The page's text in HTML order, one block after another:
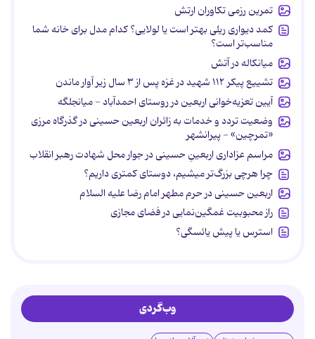
تمرین رزمی تکاوران ارتش
کمد دیواری ریلی بهتر است یا لولایی؟ کدام مدل برای خانه شما
مناسب‌تر است؟
میانکاله در آتش
تشییع پیکر ۱۱۲ شهید در غزه پس از ۳ سال زیر آوار ماندن
آیین تعزیه‌خوانی اربعین در روستای احمدآباد - میانجلگه
وضعیت تردد و خدمات به زائران اربعین حسینی در گذرگاه مرزی
«تمرچین» - پیرانشهر
مراسم عزاداری اربعینِ حسینی در جوار محل شهادت رهبر انقلاب
چرا هرچی بزرگ‌تر میشیم، دوستای کمتری داریم؟
اربعین حسینی در حرم مطهر امام رضا علیه السلام
راز محبوبیت غمگین‌نمایی در فضای مجازی
استرس یا پیش یائسگی؟
وب‌گردی